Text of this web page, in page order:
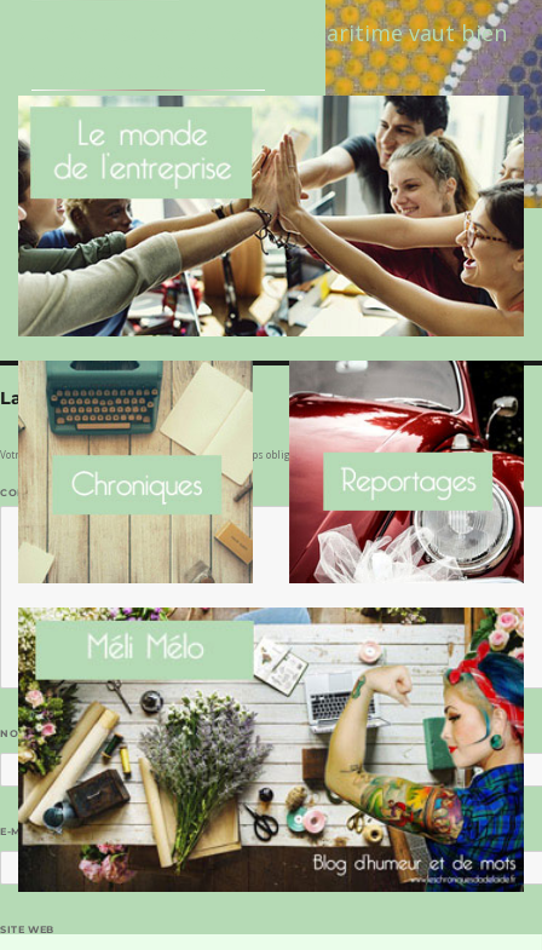
Laisser un commentaire
Votre adresse e-mail ne sera pas publiée.Les champs obligatoires sont indiqués avec*
COMMENTAIRE*
NOM*
E-MAIL*
SITE WEB
Le Benaise de la Charente-Maritime vaut bien